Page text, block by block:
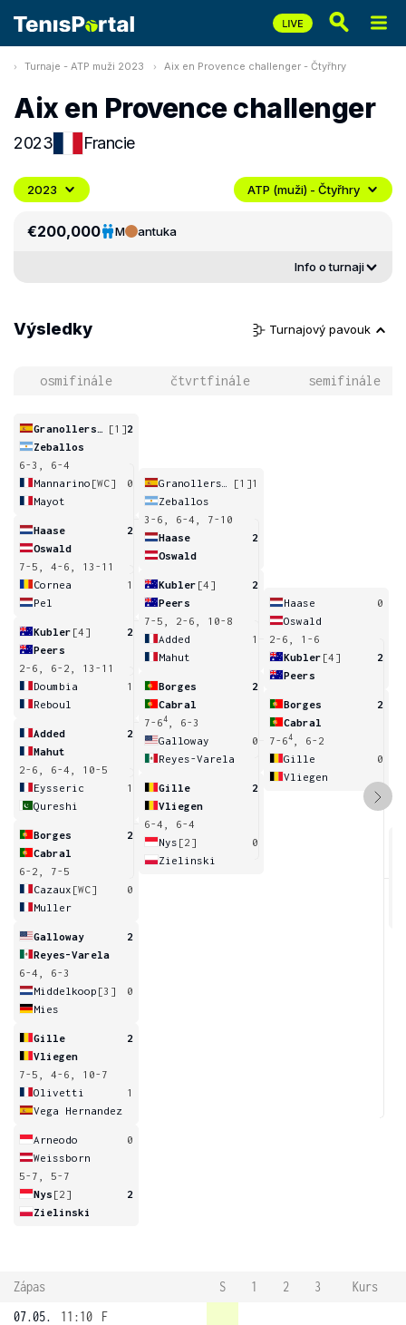
Turnaje - ATP muži 2023 Aix en Provence challenger - Čtyřhry
Aix en Provence challenger
2023 Francie
2023 ATP (muži) - Čtyřhry
€200,000 M antuka
Info o turnaji
Výsledky Turnajový pavouk
osmifinále čtvrtfinále semifinále
[1]2
Zeballos
6-3, 6-4
Mannarino [WC]
0
Mayot
Haase
2
Oswald
7-5, 4-6, 13-11
Cornea
1
Pel
Kubler [4]
2
Peers
2-6, 6-2, 13-11
Doumbia
1
Reboul
Added
2
Mahut
2-6, 6-4, 10-5
Eysseric
1
Qureshi
Borges
2
Cabral
6-2, 7-5
Cazaux [WC]
0
Muller
Galloway
2
Reyes-Varela
6-4, 6-3
Middelkoop [3]
0
Mies
Gille
2
Vliegen
7-5, 4-6, 10-7
Olivetti
1
Vega Hernandez
Arneodo
0
Weissborn
5-7, 5-7
Nys [2]
2
Zielinski
[1]1
Zeballos
3-6, 6-4, 7-10
Haase
2
Oswald
Kubler [4]
2
Peers
7-5, 2-6, 10-8
Added
1
Mahut
Borges
2
Cabral
7-64
, 6-3
Galloway
0
Reyes-Varela
Gille
2
Vliegen
6-4, 6-4
Nys [2]
0
Zielinski
Haase
0
Oswald
2-6, 1-6
Kubler [4]
2
Peers
Borges
2
Cabral
7-64
, 6-2
Gille
0
Vliegen
Zápas S 1 2 3
Kurs
07.05.
11:10
F